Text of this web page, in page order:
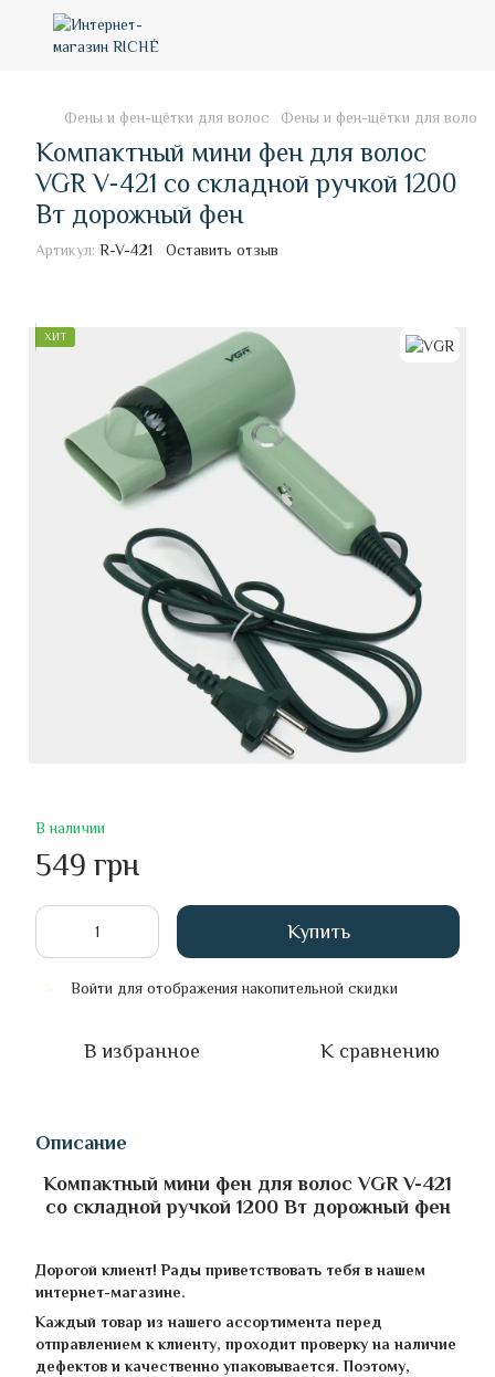
Фены и фен-щётки для волос Фены и фен-щётки для волос
Компактный мини фен для волос
VGR V-421 со складной ручкой 1200
Вт дорожный фен
Артикул: R-V-421 Оставить отзыв
ХИТ
В наличии
549 грн
Купить
Войти для отображения накопительной скидки
В избранное К сравнению
Описание
Компактный мини фен для волос VGR V-421
со складной ручкой 1200 Вт дорожный фен
Дорогой клиент! Рады приветствовать тебя в нашем
интернет-магазине.
Каждый товар из нашего ассортимента перед
отправлением к клиенту, проходит проверку на наличие
дефектов и качественно упаковывается. Поэтому,